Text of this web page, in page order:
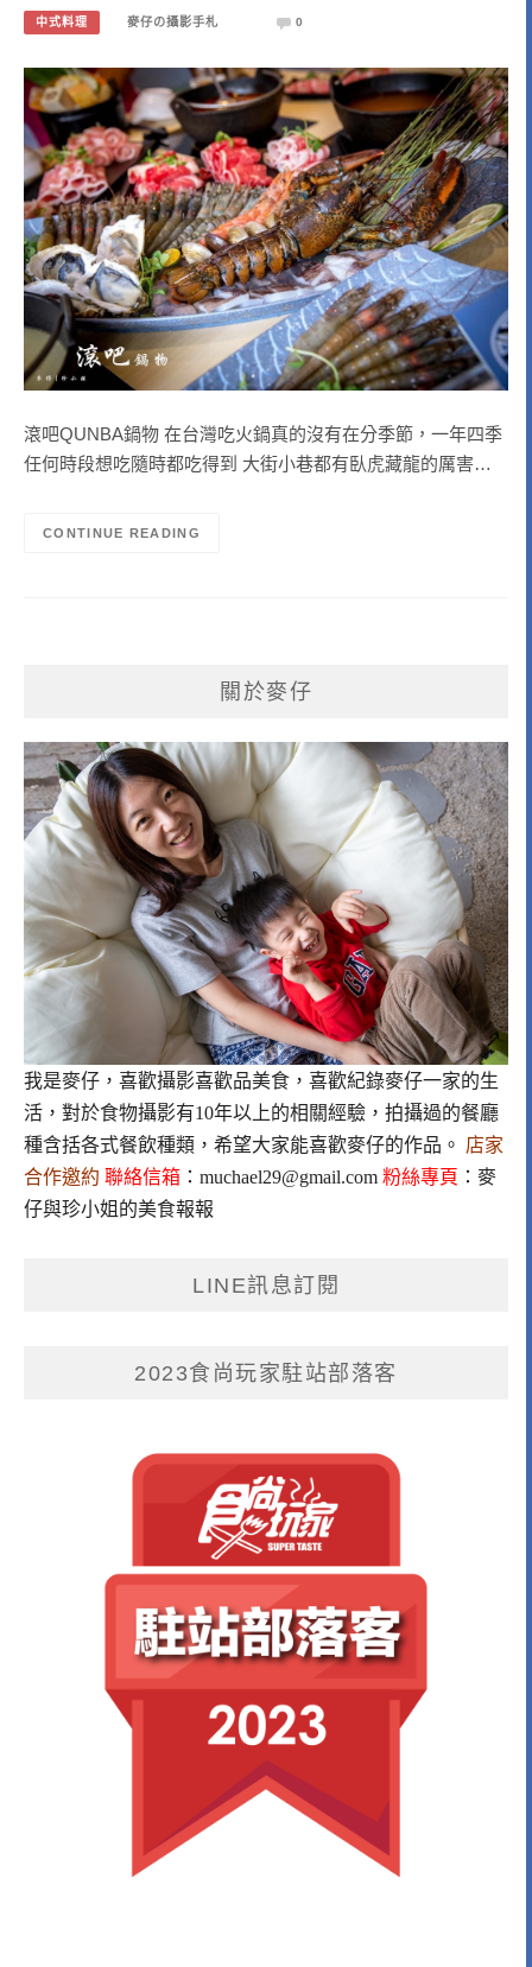
中式料理 麥仔の攝影手札 0
滾吧QUNBA鍋物 在台灣吃火鍋真的沒有在分季節，一年四季
任何時段想吃隨時都吃得到 大街小巷都有臥虎藏龍的厲害…
CONTINUE READING
關於麥仔
我是麥仔，喜歡攝影喜歡品美食，喜歡紀錄麥仔一家的生
活，對於食物攝影有10年以上的相關經驗，拍攝過的餐廳
種含括各式餐飲種類，希望大家能喜歡麥仔的作品。 店家
合作邀約 聯絡信箱 ： muchael29@gmail.com 粉絲專頁 ： 麥
仔與珍小姐的美食報報
LINE訊息訂閱
2023食尚玩家駐站部落客